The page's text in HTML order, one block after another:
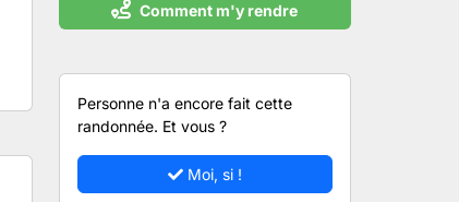
Comment m'y rendre
Personne n'a encore fait cette
randonnée. Et vous ?
Moi, si !